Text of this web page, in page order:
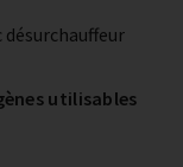
désurchauffeur
utilisables